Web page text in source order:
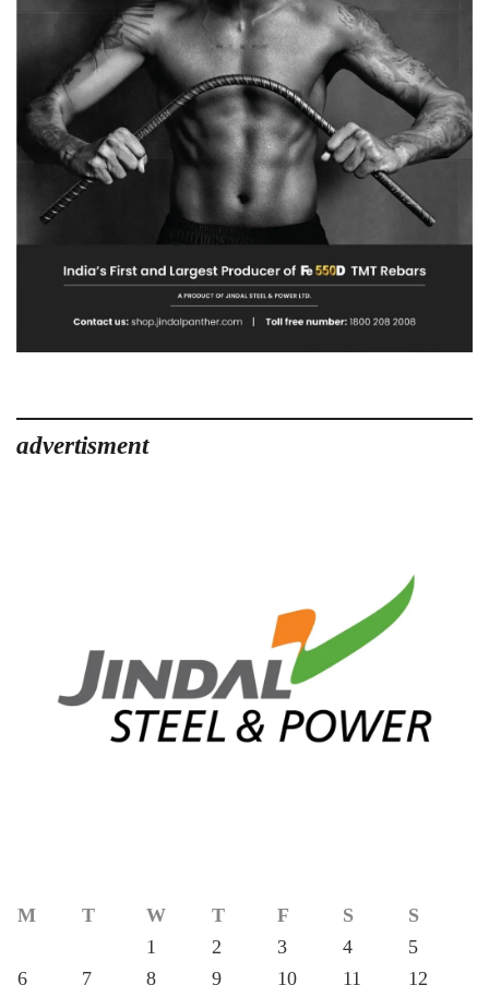
advertisment
M T W T F S
S
1
2 3 4
5
6
7 8 9 10 11
12